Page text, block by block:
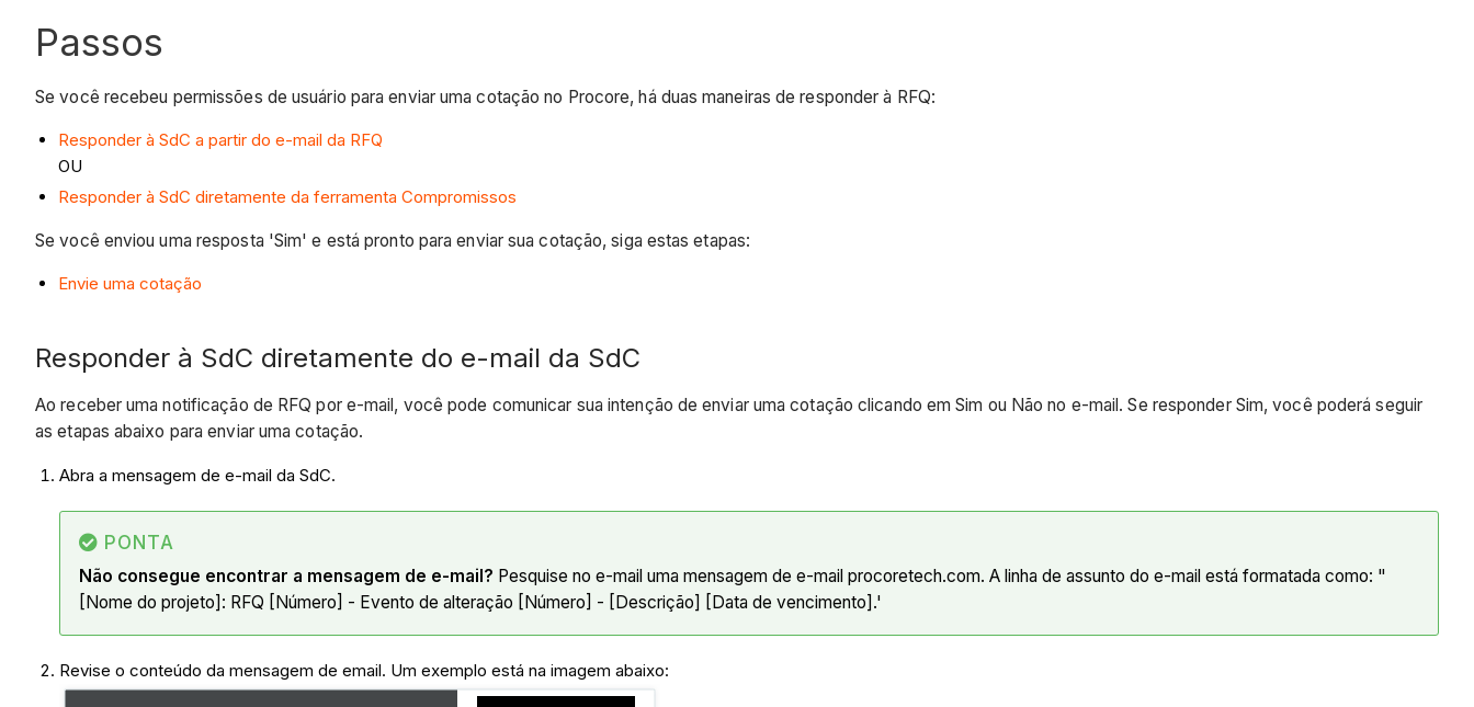
Passos
Se você recebeu permissões de usuário para enviar uma cotação no Procore, há duas maneiras de responder à RFQ:
Responder à SdC a partir do e-mail da RFQ
OU
Responder à SdC diretamente da ferramenta Compromissos
Se você enviou uma resposta 'Sim' e está pronto para enviar sua cotação, siga estas etapas:
Envie uma cotação
Responder à SdC diretamente do e-mail da SdC
Ao receber uma notificação de RFQ por e-mail, você pode comunicar sua intenção de enviar uma cotação clicando em Sim ou Não no e-mail. Se responder Sim, você poderá seguir
as etapas abaixo para enviar uma cotação.
Abra a mensagem de e-mail da SdC.
PONTA
Não consegue encontrar a mensagem de e-mail? Pesquise no e-mail uma mensagem de e-mail procoretech.com. A linha de assunto do e-mail está formatada como: "
[Nome do projeto]: RFQ [Número] - Evento de alteração [Número] - [Descrição] [Data de vencimento].'
Revise o conteúdo da mensagem de email. Um exemplo está na imagem abaixo: